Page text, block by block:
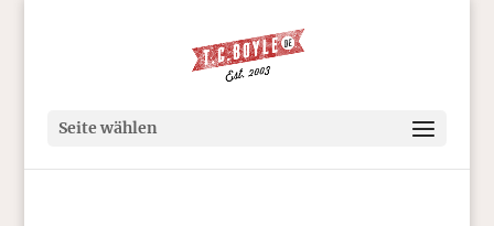
Seite wählen